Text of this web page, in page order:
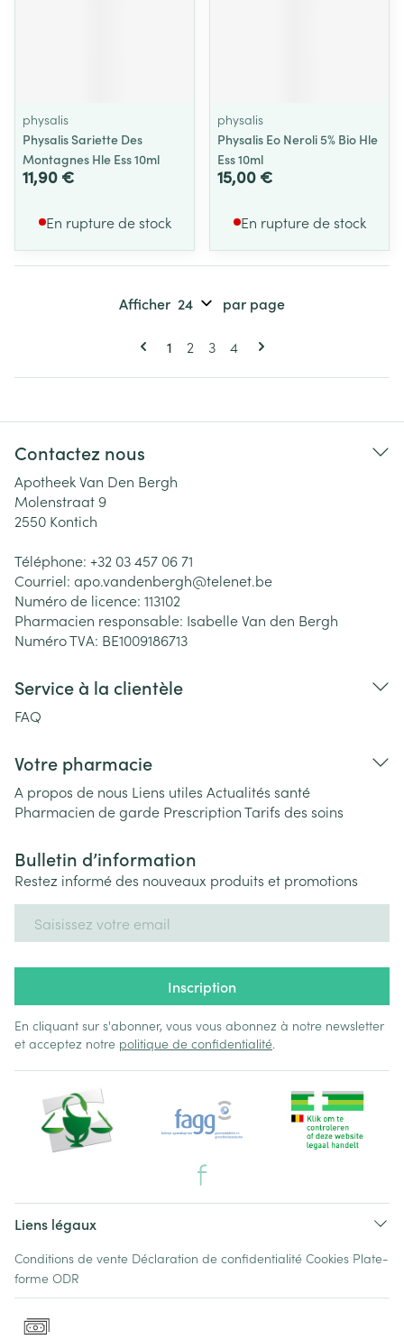
physalis
Physalis Sariette Des
Montagnes Hle Ess 10ml
11,90 €
En rupture de stock
physalis
Physalis Eo Neroli 5% Bio Hle
Ess 10ml
15,00 €
En rupture de stock
Pages
Vous lisez actuellement la page
1 Page
2 Page
3 Page
4
Afficher par page
Contactez nous
Apotheek Van Den Bergh
Molenstraat 9
2550 Kontich
Téléphone: +32 03 457 06 71
Courriel: apo.vandenbergh@telenet.be
Numéro de licence: 113102
Pharmacien responsable: Isabelle Van den Bergh
Numéro TVA: BE1009186713
Service à la clientèle
FAQ
Votre pharmacie
A propos de nous Liens utiles Actualités santé
Pharmacien de garde PrescriptionTarifs des soins
Bulletin d’information
Restez informé des nouveaux produits et promotions
Inscription
En cliquant sur s'abonner, vous vous abonnez à notre newsletter
et acceptez notre politique de confidentialité.
Liens légaux
Conditions de vente Déclaration de confidentialité Cookies Plate-
forme ODR